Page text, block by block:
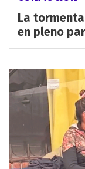
La
en pleno